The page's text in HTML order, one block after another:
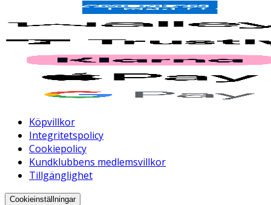
Köpvillkor
Integritetspolicy
Cookiepolicy
Kundklubbens medlemsvillkor
Tillgänglighet
Cookieinställningar